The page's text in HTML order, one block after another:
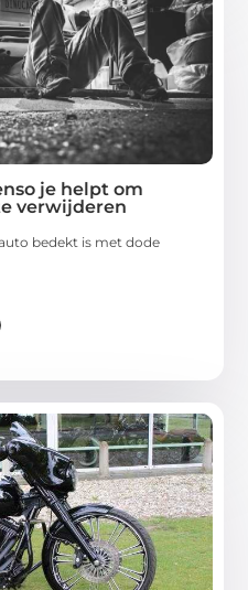
je helpt om
verwijderen
bedekt is met dode